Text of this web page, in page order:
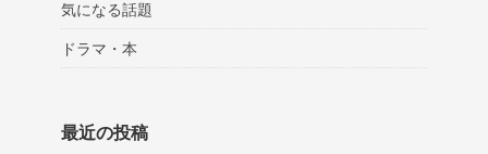
気になる話題
ドラマ・本
最近の投稿